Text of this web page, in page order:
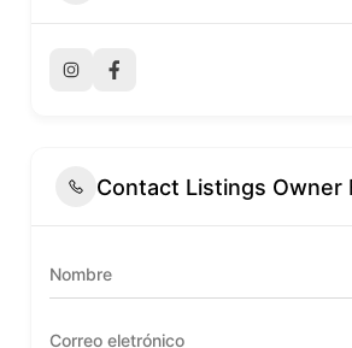
Contact Listings Owner